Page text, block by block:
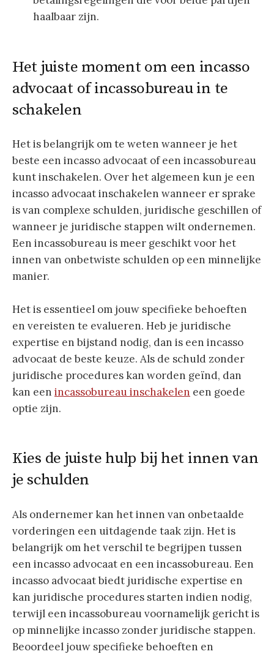
haalbaar zijn.
Het juiste moment om een incasso
advocaat of incassobureau in te
schakelen
Het is belangrijk om te weten wanneer je het
beste een incasso advocaat of een incassobureau
kunt inschakelen. Over het algemeen kun je een
incasso advocaat inschakelen wanneer er sprake
is van complexe schulden, juridische geschillen of
wanneer je juridische stappen wilt ondernemen.
Een incassobureau is meer geschikt voor het
innen van onbetwiste schulden op een minnelijke
manier.
Het is essentieel om jouw specifieke behoeften
en vereisten te evalueren. Heb je juridische
expertise en bijstand nodig, dan is een incasso
advocaat de beste keuze. Als de schuld zonder
juridische procedures kan worden geïnd, dan
kan een incassobureau inschakelen een goede
optie zijn.
Kies de juiste hulp bij het innen van
je schulden
Als ondernemer kan het innen van onbetaalde
vorderingen een uitdagende taak zijn. Het is
belangrijk om het verschil te begrijpen tussen
een incasso advocaat en een incassobureau. Een
incasso advocaat biedt juridische expertise en
kan juridische procedures starten indien nodig,
terwijl een incassobureau voornamelijk gericht is
op minnelijke incasso zonder juridische stappen.
Beoordeel jouw specifieke behoeften en